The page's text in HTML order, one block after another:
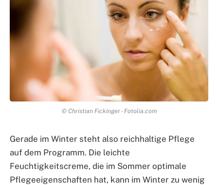
© Christian Fickinger - Fotolia.com
Gerade im Winter steht also reichhaltige Pflege
auf dem Programm. Die leichte
Feuchtigkeitscreme, die im Sommer optimale
Pflegeeigenschaften hat, kann im Winter zu wenig